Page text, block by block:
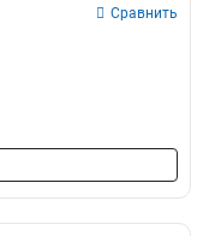
Сравнить